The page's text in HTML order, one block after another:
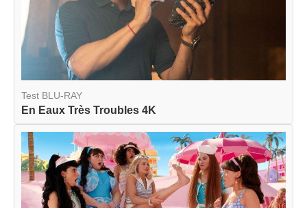
Test BLU-RAY
En Eaux Très Troubles 4K